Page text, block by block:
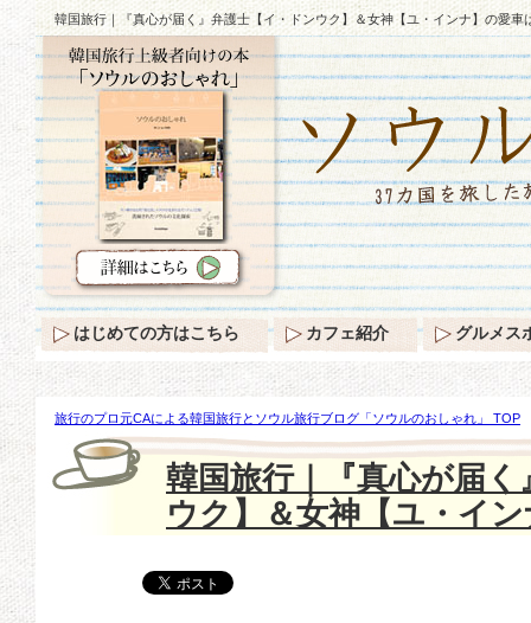
韓国旅行｜『真心が届く』弁護士【イ・ドンウク】＆女神【ユ・インナ】の愛車
旅行のプロ元CAによる韓国旅行とソウル旅行ブログ「ソウルのおしゃれ」 TOP
『真心が届く』弁護士【イ・ドンウク】＆女神【ユ・インナ】の愛車は？
韓国旅行｜『真心が届
ウク】＆女神【ユ・イ
はじめての方はこちら カフェ紹介 グルメス